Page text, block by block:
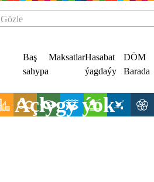
Gözle
Baş
sahypa
MaksatlarHasabat
ýagdaýy
DÖM
Barada
Açlygy ýok